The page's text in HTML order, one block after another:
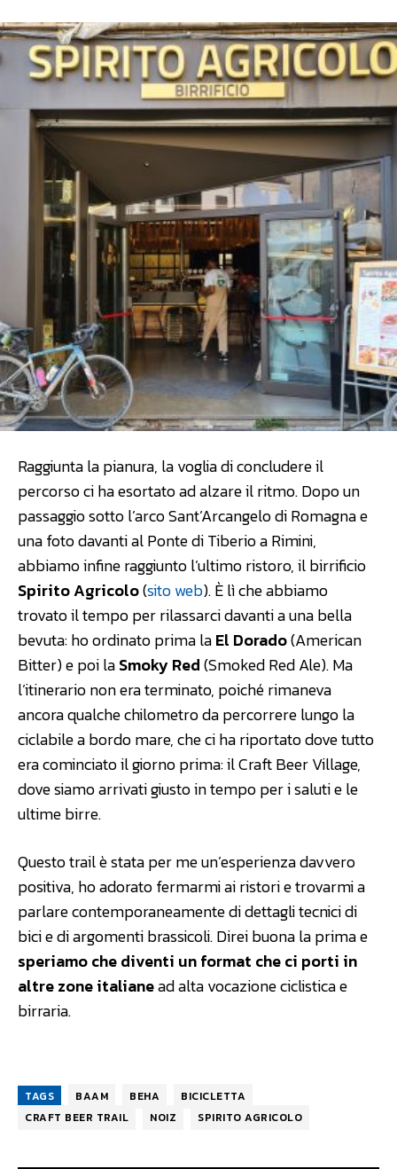
Raggiunta la pianura, la voglia di concludere il
percorso ci ha esortato ad alzare il ritmo. Dopo un
passaggio sotto l’arco Sant’Arcangelo di Romagna e
una foto davanti al Ponte di Tiberio a Rimini,
abbiamo infine raggiunto l’ultimo ristoro, il birrificio
Spirito Agricolo(sito web). È lì che abbiamo
trovato il tempo per rilassarci davanti a una bella
bevuta: ho ordinato prima laEl Dorado(American
Bitter) e poi laSmoky Red(Smoked Red Ale). Ma
l’itinerario non era terminato, poiché rimaneva
ancora qualche chilometro da percorrere lungo la
ciclabile a bordo mare, che ci ha riportato dove tutto
era cominciato il giorno prima: il Craft Beer Village,
dove siamo arrivati giusto in tempo per i saluti e le
ultime birre.
Questo trail è stata per me un’esperienza davvero
positiva, ho adorato fermarmi ai ristori e trovarmi a
parlare contemporaneamente di dettagli tecnici di
bici e di argomenti brassicoli. Direi buona la prima e
speriamo che diventi un format che ci porti in
altre zone italianead alta vocazione ciclistica e
birraria.
TAGS BAAM BEHA
BICICLETTA
CRAFT BEER TRAIL
NOIZ SPIRITO AGRICOLO